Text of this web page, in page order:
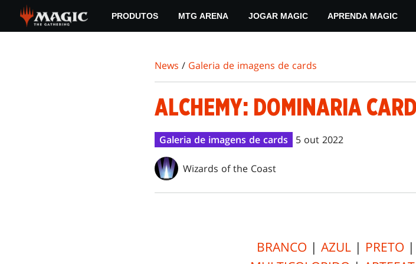
main
PRODUTOS MTG ARENA JOGAR MAGIC APRENDA MAGIC
News / Galeria de imagens de cards
ALCHEMY: DOMINARIA
Galeria de imagens de cards 5 out 2022
Wizards of the Coast
BRANCO | AZUL| PRETO |